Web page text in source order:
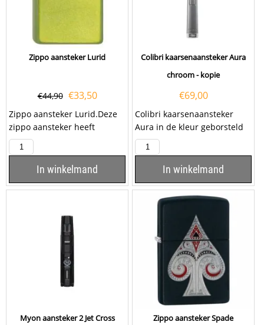
Zippo aansteker Lurid
€44,90 €33,50
Zippo aansteker Lurid.Deze
zippo aansteker heeft
rondom een Lurid
Coating.Een Zippo aansteker
In winkelmand
Colibri kaarsenaansteker Aura
chroom - kopie
€69,00
Colibri kaarsenaansteker
Aura in de kleur geborsteld
chrome met hoogglans
elementen. Deze Colibri...
In winkelmand
Myon aansteker 2 Jet Cross
Zippo aansteker Spade